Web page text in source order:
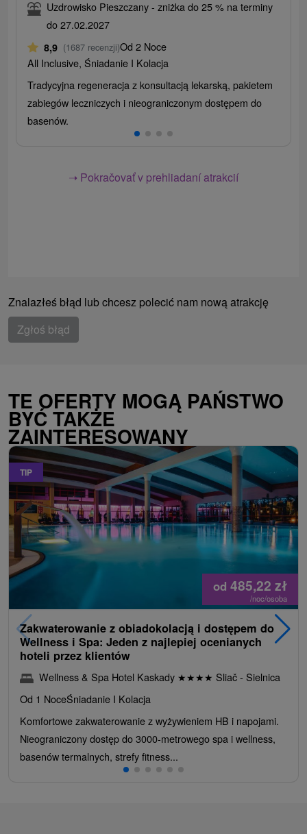
Uzdrowisko Pieszczany - zniżka do 25 % na terminy
do 27.02.2027
8,9 (1687 recenzji)Od 2 Noce
All Inclusive, Śniadanie I Kolacja
Tradycyjna regeneracja z konsultacją lekarską, pakietem
zabiegów leczniczych i nieograniczonym dostępem do
basenów.
➝ Pokračovať v prehliadaní atrakcií
Znalazłeś błąd lub chcesz polecić nam nową atrakcję
Zgłoś błąd
TE OFERTY MOGĄ PAŃSTWO
BYĆ TAKŻE
ZAINTERESOWANY
TIP
od 485,22 zł
/noc/osoba
Zakwaterowanie z obiadokolacją i dostępem do
Wellness i Spa: Jeden z najlepiej ocenianych
hoteli przez klientów
Wellness & Spa Hotel Kaskady ★★★★ Sliač - Sielnica
Od 1 NoceŚniadanie I Kolacja
Komfortowe zakwaterowanie z wyżywieniem HB i napojami.
Nieograniczony dostęp do 3000-metrowego spa i wellness,
basenów termalnych, strefy fitness...